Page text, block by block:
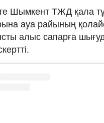
Шымкент ТЖД қала
ауа райының
алыс сапарға